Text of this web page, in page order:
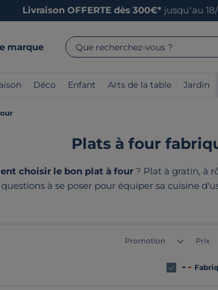
Livraison OFFERTE dès 300€* jusqu’au
marque Que recherchez-vous ?
Déco Enfant Arts de la table Jardin
Plats à four
choisir le bon plat à four ? Plat à gratin, à
à se poser pour équiper sa cuisine
pour mijoter vos plus belles
Promotion Prix